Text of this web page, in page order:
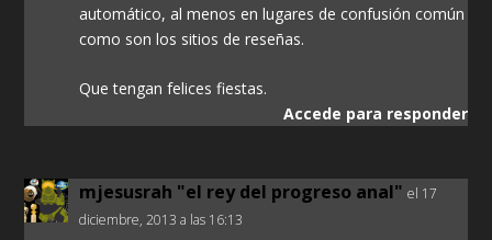
automático, al menos en lugares de confusión común
como son los sitios de reseñas.
Que tengan felices fiestas.
Accede para responder
mjesusrah "el rey del progreso anal" el 17
diciembre, 2013 a las 16:13